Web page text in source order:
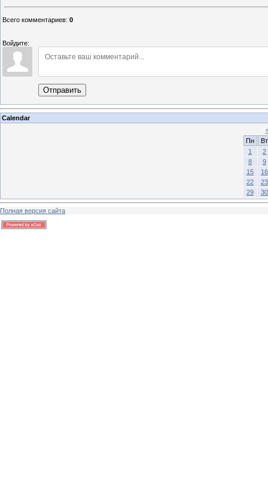
Всего комментариев: 0
Войдите:
Отправить
Calendar
Пн
Вт
1
2
8
9
15
16
22
23
29
30
Полная версия сайта